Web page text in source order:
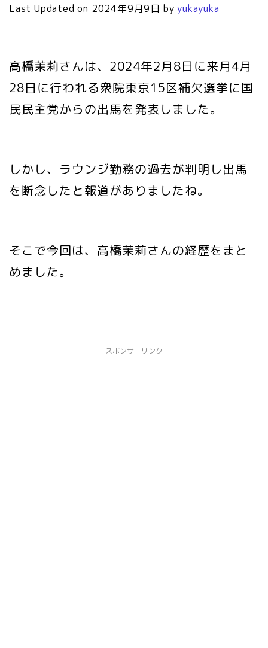
Last Updated on 2024年9月9日 byyukayuka
高橋茉莉さんは、2024年2月8日に来月4月
28日に行われる衆院東京15区補欠選挙に国
民民主党からの出馬を発表しました。
しかし、ラウンジ勤務の過去が判明し出馬
を断念したと報道がありましたね。
そこで今回は、高橋茉莉さんの経歴をまと
めました。
スポンサーリンク